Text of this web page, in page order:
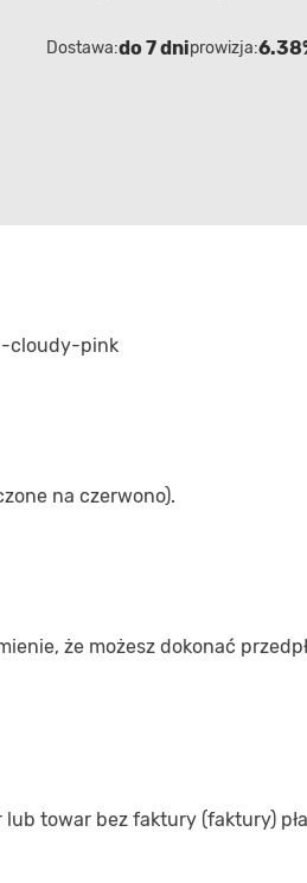
Dostawa:do 7 dniprowizja:
cloudy-pink
na czerwono).
że możesz dokonać
towar bez faktury (faktury)